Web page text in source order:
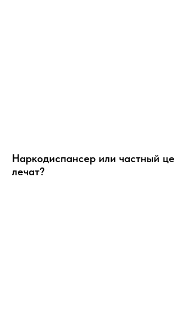
Наркодиспансер или частный
лечат?